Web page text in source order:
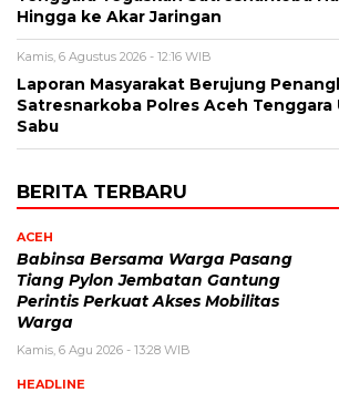
Hingga ke Akar Jaringan
Kamis, 6 Agustus 2026 - 12:16 WIB
Laporan Masyarakat Berujung
Satresnarkoba Polres Aceh Tenggara
Sabu
BERITA TERBARU
ACEH
Babinsa Bersama Warga Pasang
Tiang Pylon Jembatan Gantung
Perintis Perkuat Akses Mobilitas
Warga
Kamis, 6 Agu 2026 - 13:28 WIB
HEADLINE